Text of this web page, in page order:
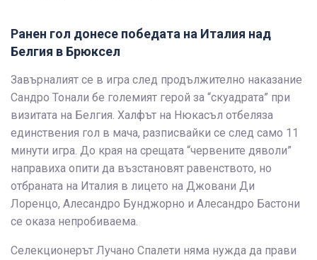
Ранен гол донесе победата на Италия над
Белгия в Брюксел
Завърналият се в игра след продължително наказание
Сандро Тонали бе големият герой за “скуадрата” при
визитата на Белгия. Халфът на Нюкасъл отбеляза
единствения гол в мача, разписвайки се след само 11
минути игра. До края на срещата “червените дяволи”
направиха опити да възстановят равенството, но
отбраната на Италия в лицето на Джовани Ди
Лоренцо, Алесандро Бунджорно и Алесандро Бастони
се оказа непробиваема.
Селекционерът Лучано Спалети няма нужда да прави